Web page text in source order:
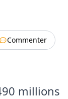
Commenter
millions